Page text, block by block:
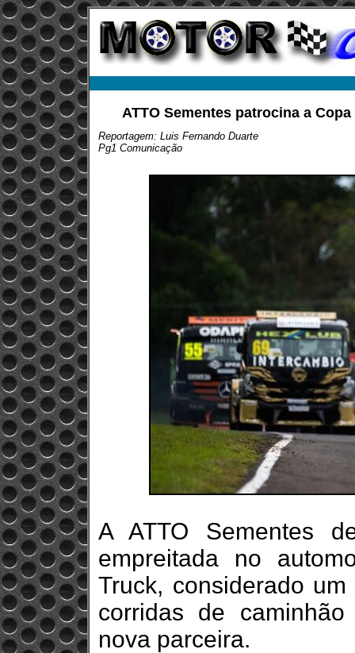
ATTO Sementes patrocina a
Reportagem: Luis Fernando Duarte
Pg1 Comunicação
A ATTO Sementes
empreitada no
Truck, considerado
corridas de
nova parceira.